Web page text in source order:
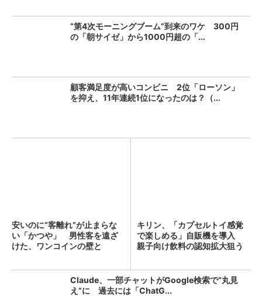
“第4次モーニングブーム”到来のワケ 300円
の「朝サイゼ」から1000円超の「...
顧客満足度が高いコンビニ 2位「ローソン」
を抑え、11年連続1位になったのは？（...
安いのに“客離れ”が止まらな
い「かつや」 男性客を遠ざ
けた、ワンコインの壁と
キリン、「カプセルトイ感覚
で楽しめる」自販機を導入
親子向け飲料の認知拡大狙う
Claude、一部チャットがGoogle検索で“丸見
え”に 過去には「ChatG...